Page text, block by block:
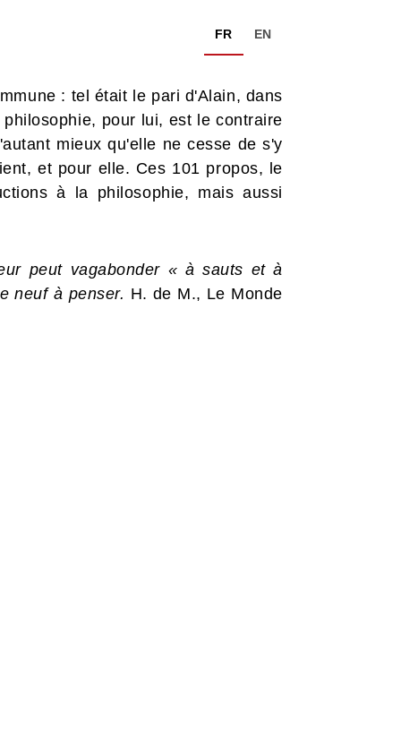
FR EN
: tel était le pari d'Alain, dans
pour lui, est le contraire
mieux qu'elle ne cesse de s'y
et pour elle. Ces 101 propos, le
à la philosophie, mais aussi
peut vagabonder « à sauts et à
neuf à penser. H. de M., Le Monde